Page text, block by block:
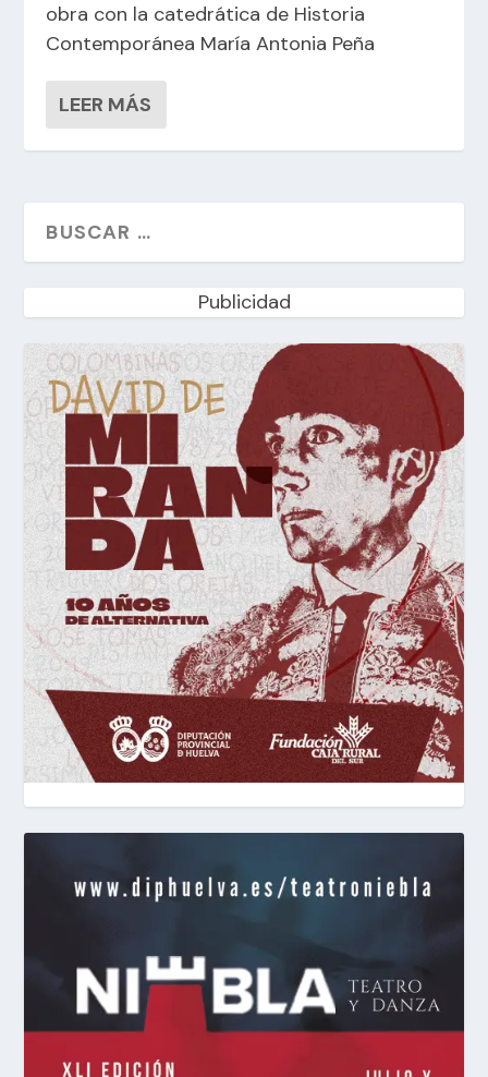
obra con la catedrática de Historia
Contemporánea María Antonia Peña
LEER MÁS
Publicidad